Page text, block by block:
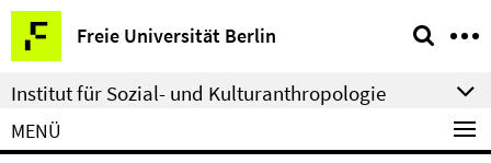
Springe
direkt
zu
Inhalt
Freie Universität Berlin
Service-
Navigation
Institut für Sozial- und Kulturanthropologie
MENÜ